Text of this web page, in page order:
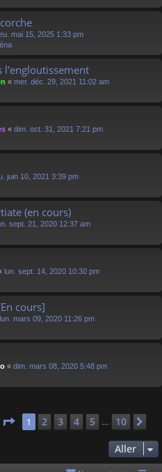
mai 15, 2025 1:33 pm
l'engloutissement
« mer. déc. 29, 2021 11:02 am
« dim. oct. 31, 2021 7:21 pm
juin 10, 2021 3:39 pm
(en cours)
sept. 21, 2020 12:37 am
lun. sept. 14, 2020 10:30 pm
cours]
lun. mars 09, 2020 11:26 pm
« dim. mars 08, 2020 5:48 pm
Page 1sur 10
1 2 3 4 5 10
Aller